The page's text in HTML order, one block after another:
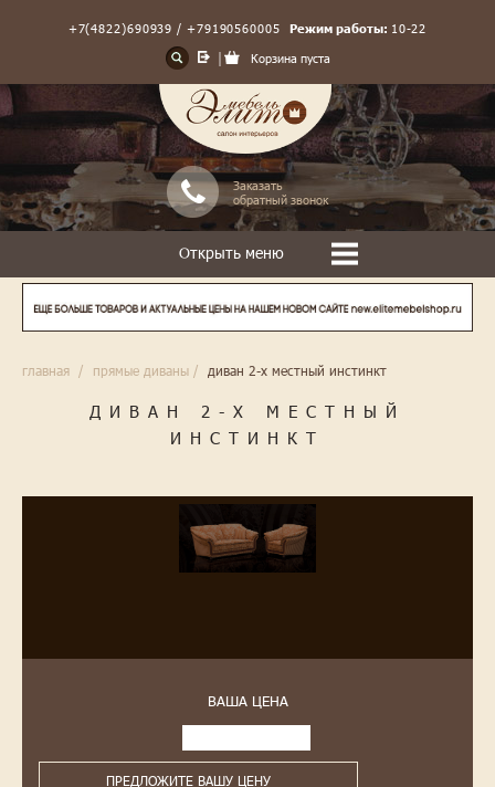
+7(4822)690939 / +79190560005 Режим работы: 10-22
Заказать
обратный звонок
Корзина пуста
Открыть меню
главная / прямые диваны / диван 2-х местный инстинкт
ДИВАН 2-Х МЕСТНЫЙ
ИНСТИНКТ
ВАША ЦЕНА
ПРЕДЛОЖИТЕ ВАШУ ЦЕНУ